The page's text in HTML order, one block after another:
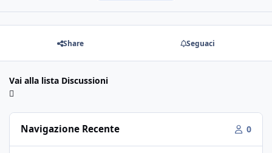
Share Seguaci
Vai alla lista Discussioni
Navigazione Recente 0